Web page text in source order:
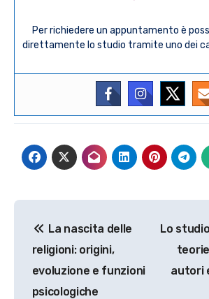
Per richiedere un appuntamento è
direttamente lo studio tramite uno dei
articoli
La nascita delle
religioni: origini,
evoluzione e funzioni
psicologiche
Lo
autori